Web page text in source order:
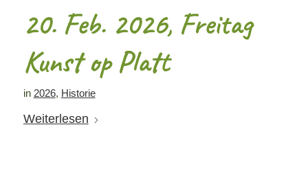
20. Feb. 2026, Freitag
Kunst op Platt
in 2026, Historie
Weiterlesen